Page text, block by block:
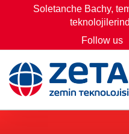
Soletanche Bachy,
Follow us